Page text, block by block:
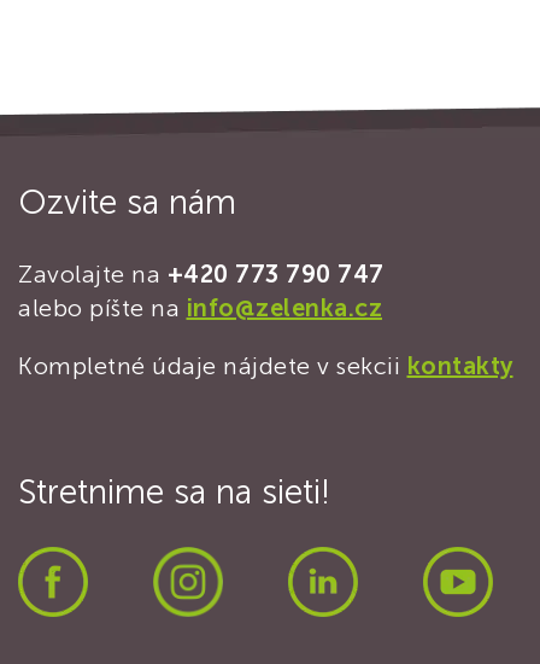
Ozvite sa nám
Zavolajte na +420 773 790 747
alebo píšte na info@zelenka.cz
Kompletné údaje nájdete v sekcii kontakty
Stretnime sa na sieti!